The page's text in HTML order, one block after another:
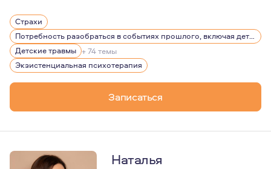
Работая в клиниках, я занималась дифференциальной
В своей работе, я придерживаюсь принципа
Страхи
Потребность разобраться в событиях прошлого, включая детство
Детские травмы + 74 темы
Экзистенциальная психотерапия
Записаться
Наталья